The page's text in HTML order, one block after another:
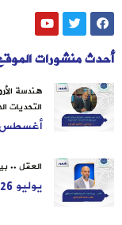
أحدث منشورات
هندسة
التحديات
أغسطس 05,2026
العقل ..
يوليو 31,2026